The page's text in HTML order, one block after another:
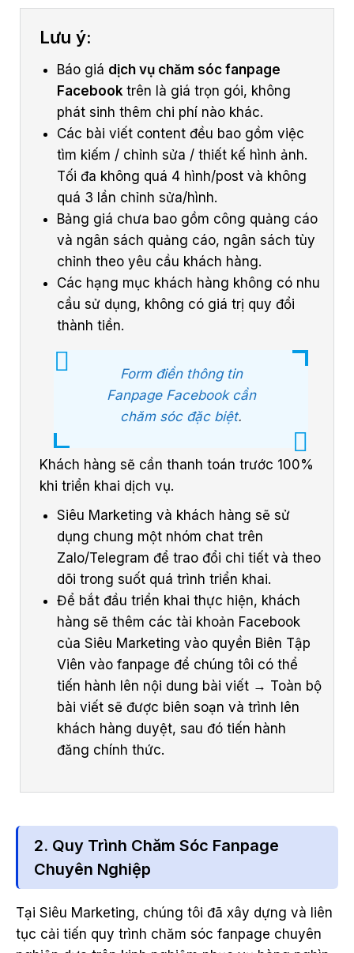
Lưu ý:
Báo giá dịch vụ chăm sóc fanpage
Facebooktrên là giá trọn gói, không
phát sinh thêm chi phí nào khác.
Các bài viết content đều bao gồm việc
tìm kiếm / chỉnh sửa / thiết kế hình ảnh.
Tối đa không quá 4 hình/post và không
quá 3 lần chỉnh sửa/hình.
Bảng giá chưa bao gồm công quảng cáo
và ngân sách quảng cáo, ngân sách tùy
chỉnh theo yêu cầu khách hàng.
Các hạng mục khách hàng không có nhu
cầu sử dụng, không có giá trị quy đổi
thành tiền.
Form điền thông tin
Fanpage Facebook cần
chăm sóc đặc biệt.
Khách hàng sẽ cần thanh toán trước 100%
khi triển khai dịch vụ.
Siêu Marketing và khách hàng sẽ sử
dụng chung một nhóm chat trên
Zalo/Telegram để trao đổi chi tiết và theo
dõi trong suốt quá trình triển khai.
Để bắt đầu triển khai thực hiện, khách
hàng sẽ thêm các tài khoản Facebook
của Siêu Marketing vào quyền Biên Tập
Viên vào fanpage để chúng tôi có thể
tiến hành lên nội dung bài viết → Toàn bộ
bài viết sẽ được biên soạn và trình lên
khách hàng duyệt, sau đó tiến hành
đăng chính thức.
2. Quy Trình Chăm Sóc Fanpage
Chuyên Nghiệp
Tại Siêu Marketing, chúng tôi đã xây dựng và liên
tục cải tiến quy trình chăm sóc fanpage chuyên